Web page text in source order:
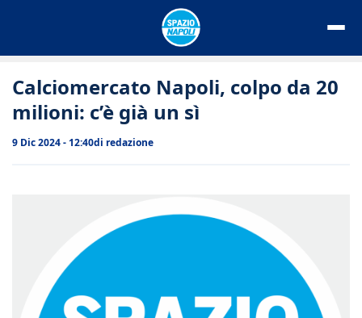
Calciomercato Napoli, colpo da 20
milioni: c’è già un sì
9 Dic 2024 - 12:40di redazione